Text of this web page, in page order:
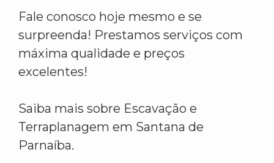
Fale conosco hoje mesmo e se
surpreenda! Prestamos serviços com
máxima qualidade e preços
excelentes!
Saiba mais sobre Escavação e
Terraplanagem em Santana de
Parnaíba.